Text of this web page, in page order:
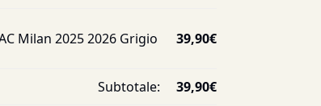
Milan 2025 2026 Grigio 39,90€
Subtotale: 39,90€